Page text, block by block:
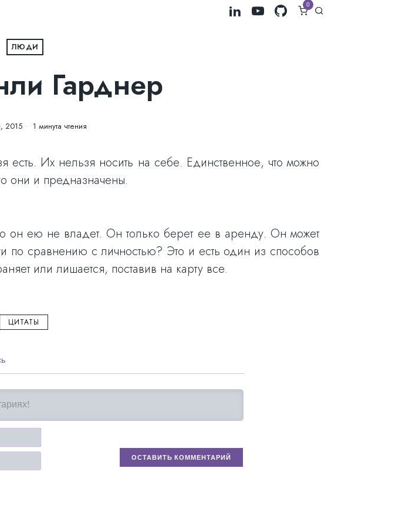
0
ЛЮДИ
Гарднер
2015 1 минута чтения
Их нельзя носить на себе. Единственное, что можно
они и предназначены.
он ею не владет. Он только берет ее в аренду. Он может
по сравнению с личностью? Это и есть один из способов
или лишается, поставив на карту все.
ЦИТАТЫ
Имя*
Email